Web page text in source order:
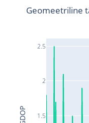
1.5
2
2.5
Geomeetriline
GDOP